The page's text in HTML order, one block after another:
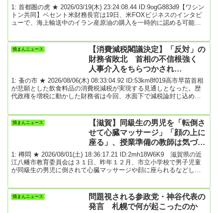
1: 首都圏の虎 ★ 2026/03/19(木) 23:24:08.44 ID:9ogG883d9【ワシン
トン共同】ベセント米財務長官は19日、米FOXビジネスのインタビ
ューで、海上輸送中のイラン産原油の購入を一時的に認める可能性
最終更新:3/19(木) 23:20引用元: 4: 名無しどんぶらこ 2026/03/19(木)
23:25:17.55 ID:tFyEZwBX0も...
憤まんニュース
【消費減税閣議決定】「反対」の
財務省敗北 首相の不信根強く
人事介入をちらつかされ…
1: 蚤の市 ★ 2026/08/06(木) 08:33:04.92 ID:53km8f019高市早苗首相
が悲願とした飲食料品の消費税減税が実現する見通しとなった。歴
代政権を増税に動かした財務省は今回、水面下で減税論封じ込めを
背水の陣で臨むが、かつての「最強官庁」には陰りも見える。メモ
集め情報飛び交う「首相官邸が新聞やテレビ記者の取材メモをかき
集め、財務省の動きを把握しようと...
憤まんニュース
【滋賀】同級生の男児を「転倒さ
せて心臓マッサージ」「顔の上に
座る」、授業準備の教師は気づか
ず…いじめ重大事態に認定
1: 樽悶 ★ 2026/08/01(土) 18:36:17.21 ID:2mh18W6K9 滋賀県の近
江八幡市教育委員会は３１日、昨年１２月、市立小学校で男子児童
が同級生の男児に倒されて心臓マッサージや顔に座られるなどし、
をほのめかす言葉を記したノート（代理人弁護士が一部黒塗りし、
提供）男児は昨年１２月５日の休み時間、同じクラスの別の男児に
あおむけに転倒させられ、両脚の上に座...
憤まんニュース
問題視される参政党・神谷代表の
発言 札幌で何が起こったのか